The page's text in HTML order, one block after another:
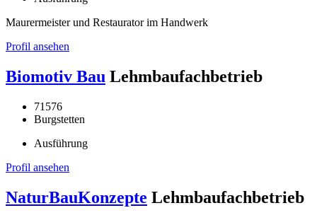
Maurermeister und Restaurator im Handwerk
Profil ansehen
Biomotiv Bau Lehmbaufachbetrieb
71576
Burgstetten
Ausführung
Profil ansehen
NaturBauKonzepte Lehmbaufachbetrieb